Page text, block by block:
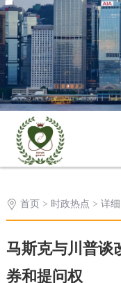
首页 > 时政热点 > 详
马斯克与川普谈
券和提问权